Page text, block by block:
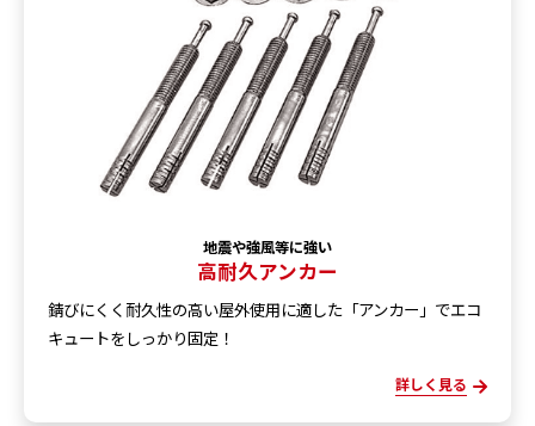
地震や強風等に強い
高耐久アンカー
錆びにくく耐久性の高い屋外使用に適した「アンカー」でエコ
キュートをしっかり固定！
詳しく見る